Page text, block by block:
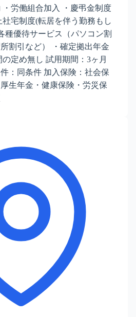
・労働組合加入 ・慶弔金制度
社宅制度(転居を伴う勤務もし
種優待サービス（パソコン割
割引など） ・確定拠出年金
定め無し 試用期間：3ヶ月
：同条件 加入保険：社会保
生年金・健康保険・労災保